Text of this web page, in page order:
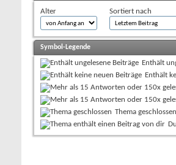
Alter Sortiert nach
Symbol-Legende
Enthält
Enthält
Thema geschlossen